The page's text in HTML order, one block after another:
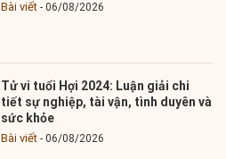
Bài viết 06/08/2026
Tử vi tuổi Hợi 2024: Luận giải chi
tiết sự nghiệp, tài vận, tình duyên và
sức khỏe
Bài viết 06/08/2026